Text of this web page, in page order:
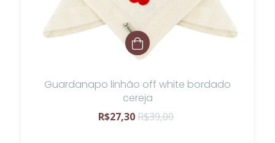
Guardanapo linhão off white bordado
cereja
R$27,30R$39,00